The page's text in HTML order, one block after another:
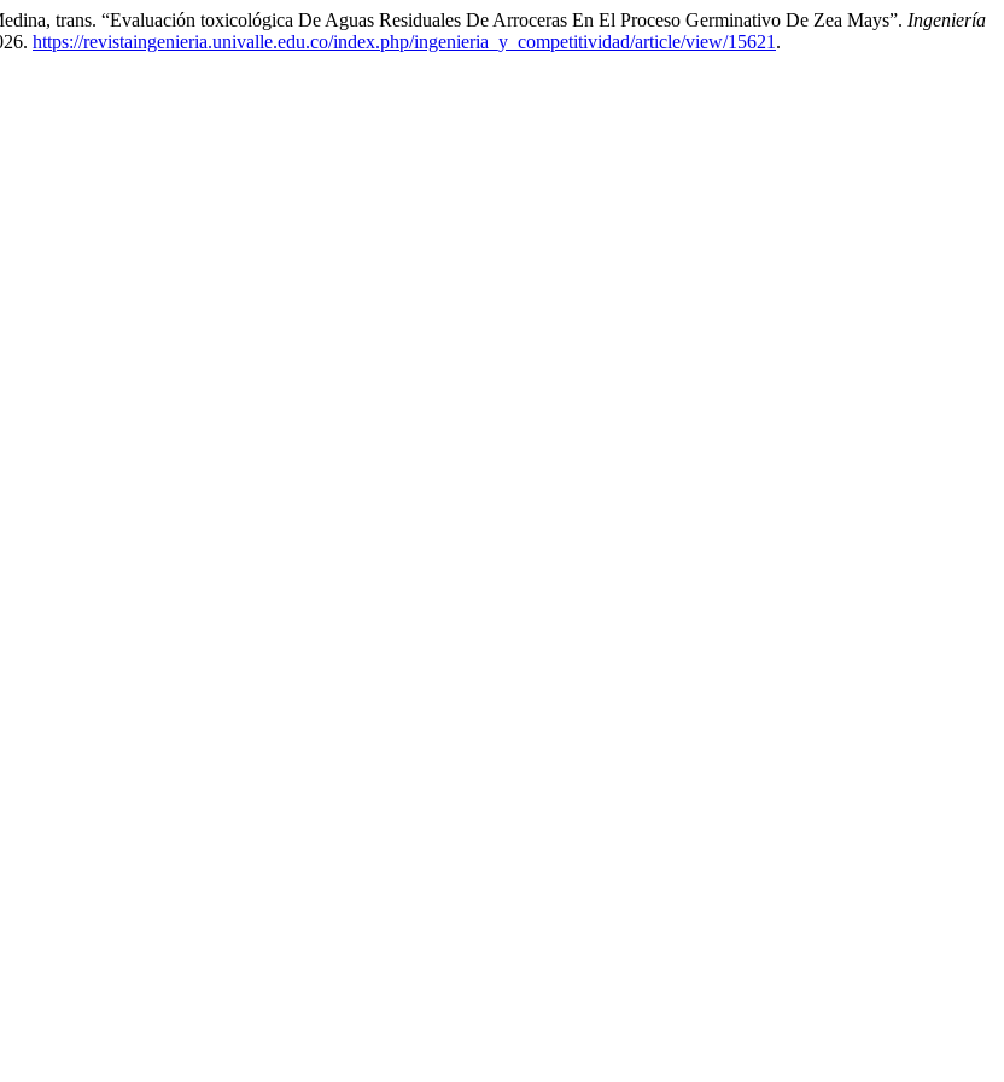
trans. “Evaluación toxicológica De Aguas Residuales De Arroceras En El Proceso Germinativo De Zea Mays”. Ingeniería
https://revistaingenieria.univalle.edu.co/index.php/ingenieria_y_competitividad/article/view/15621 .